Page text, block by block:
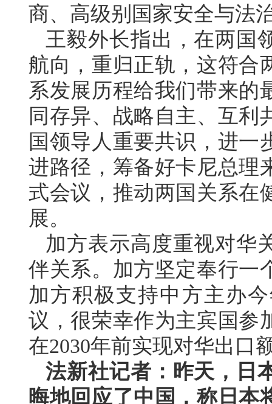
商、高级别国家安全与法
王毅外长指出，在两国
航向，重归正轨，这符合
系发展历程给我们带来的
同存异、战略自主、互利
国领导人重要共识，进一
进路径，筹备好卡尼总理
式会议，推动两国关系在
展。
加方表示高度重视对华
伴关系。加方坚定奉行一
加方积极支持中方主办
议，很荣幸作为主宾国参
在2030年前实现对华出口
法新社记者：昨天，日
晦地回应了中国，称日本